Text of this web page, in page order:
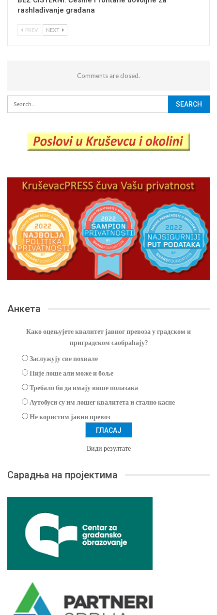
rashlađivanje građana
PREV NEXT
Comments are closed.
Анкета
Како оцењујете квалитет јавног превоза у градском и
приградском саобраћају?
Заслужују све похвале
Није лоше али може и боље
Требало би да имају више полазака
Аутобуси су им лошег квалитета и стално касне
Не користим јавни превоз
Види резултате
Сарадња на пројектима